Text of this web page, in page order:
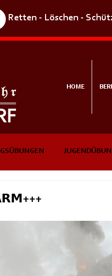
Retten - Löschen -
HOME